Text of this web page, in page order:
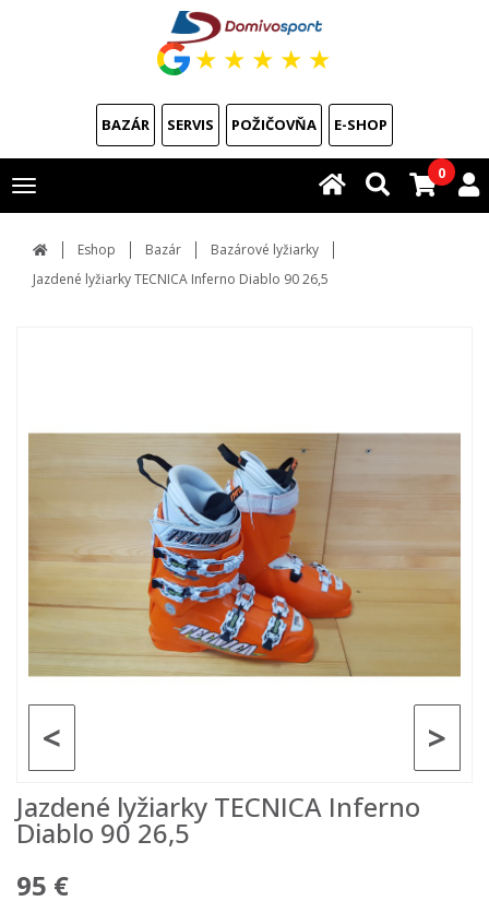
★ ★ ★ ★ ★
BAZÁR SERVIS POŽIČOVŇA E-SHOP
Toggle
navigation
0
Eshop Bazár
Bazárové lyžiarky
Jazdené lyžiarky TECNICA Inferno Diablo 90 26,5
>
<
Jazdené lyžiarky TECNICA Inferno
Diablo 90 26,5
95 €